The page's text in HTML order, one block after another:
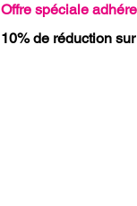
Offre spéciale
10% de réduction